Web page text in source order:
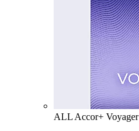
ALL Accor+ Voyager